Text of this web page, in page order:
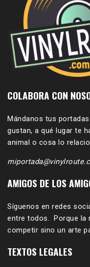
COLABORA CON
Mándanos tus
gustan, a qué lugar te
animal o cosa lo
AMIGOS DE LOS
Síguenos en redes
entre todos. Porque la
competir sino un arte
TEXTOS LEGALES